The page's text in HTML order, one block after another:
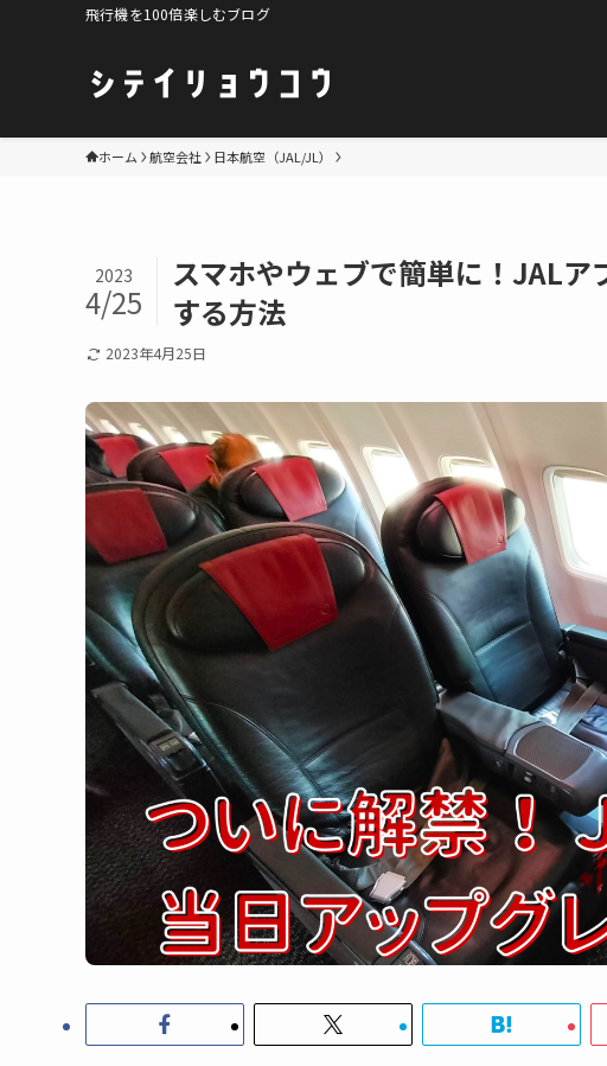
飛行機を100倍楽しむブログ
ホーム 航空会社 日本航空（JAL/JL）
スマホやウェブで簡単に！JAL
する方法
2023
4/25
2023年4月25日